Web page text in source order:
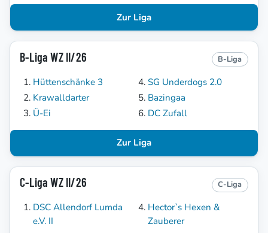
Zur Liga
B-Liga WZ II/26 B-Liga
Hüttenschänke 3
Krawalldarter
Ü-Ei
SG Underdogs 2.0
Bazingaa
DC Zufall
Zur Liga
C-Liga WZ II/26 C-Liga
DSC Allendorf Lumda
e.V. II
Hector`s Hexen &
Zauberer